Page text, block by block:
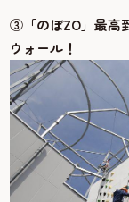
③「のぼZO」最高
ウォール！